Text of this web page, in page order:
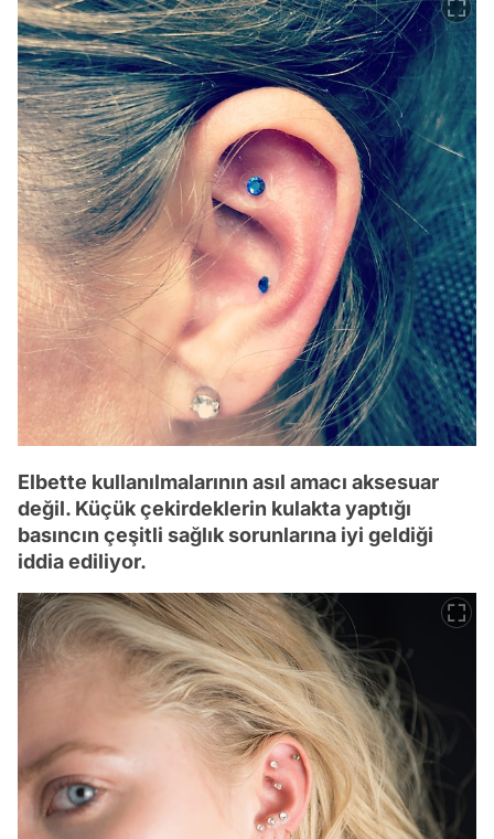
Elbette kullanılmalarının asıl amacı aksesuar
değil. Küçük çekirdeklerin kulakta yaptığı
basıncın çeşitli sağlık sorunlarına iyi geldiği
iddia ediliyor.